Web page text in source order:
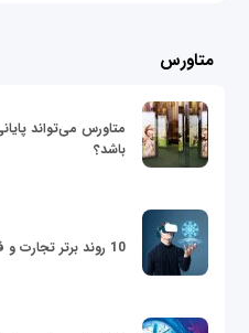
متاورس
متاورس می‌تواند
باشد؟
10 روند برتر تجارت و فناوری در سال 2022